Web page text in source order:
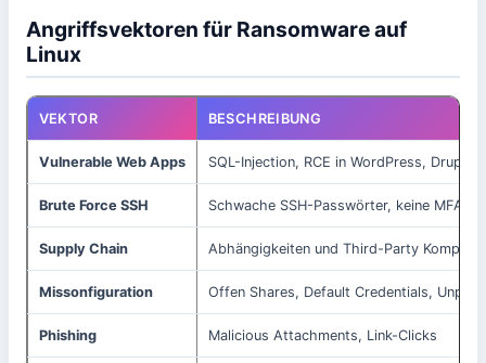
Angriffsvektoren für Ransomware auf
Linux
VEKTOR BESCHREIBUNG
Vulnerable Web Apps SQL-Injection, RCE in WordPress, Drupal,
Brute Force SSH Schwache SSH-Passwörter, keine MFA
Supply Chain Abhängigkeiten und Third-Party
Missonfiguration Offen Shares, Default Credentials,
Phishing Malicious Attachments, Link-Clicks